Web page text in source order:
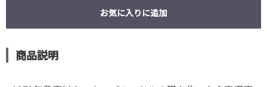
お気に入りに追加
商品説明